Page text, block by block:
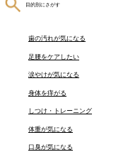
目的別にさがす
歯の汚れが気になる
足腰をケアしたい
涙やけが気になる
身体を痒がる
しつけ・トレーニング
体重が気になる
口臭が気になる